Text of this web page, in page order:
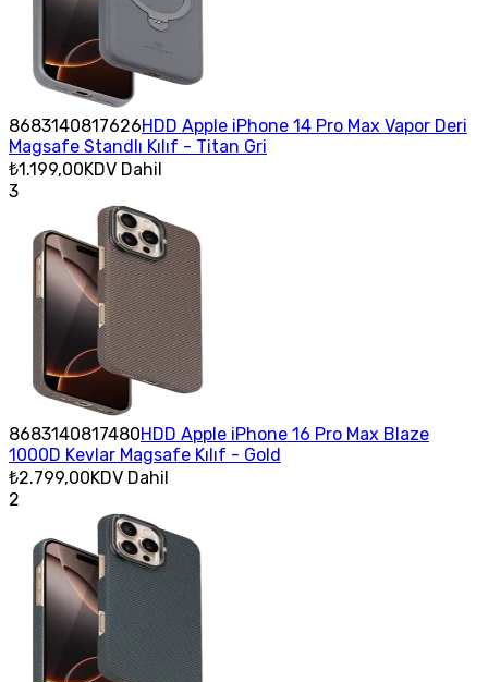
8683140817626HDD Apple iPhone 14 Pro Max Vapor Deri
Magsafe Standlı Kılıf - Titan Gri
₺1.199,00KDV Dahil
3
8683140817480HDD Apple iPhone 16 Pro Max Blaze
1000D Kevlar Magsafe Kılıf - Gold
₺2.799,00KDV Dahil
2